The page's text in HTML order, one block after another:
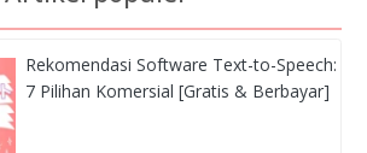
Rekomendasi Software Text-to-Speech:
7 Pilihan Komersial [Gratis & Berbayar]